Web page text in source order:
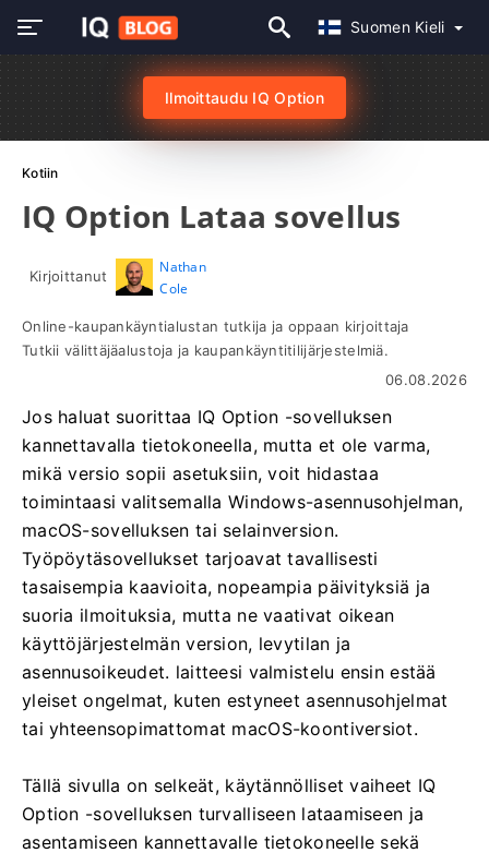
Suomen Kieli
Ilmoittaudu IQ Option
Kotiin
IQ Option Lataa sovellus
Kirjoittanut
Nathan
Cole
Online-kaupankäyntialustan tutkija ja oppaan kirjoittaja
Tutkii välittäjäalustoja ja kaupankäyntitilijärjestelmiä.
06.08.2026
Jos haluat suorittaa IQ Option -sovelluksen
kannettavalla tietokoneella, mutta et ole varma,
mikä versio sopii asetuksiin, voit hidastaa
toimintaasi valitsemalla Windows-asennusohjelman,
macOS-sovelluksen tai selainversion.
Työpöytäsovellukset tarjoavat tavallisesti
tasaisempia kaavioita, nopeampia päivityksiä ja
suoria ilmoituksia, mutta ne vaativat oikean
käyttöjärjestelmän version, levytilan ja
asennusoikeudet. laitteesi valmistelu ensin estää
yleiset ongelmat, kuten estyneet asennusohjelmat
tai yhteensopimattomat macOS-koontiversiot.
Tällä sivulla on selkeät, käytännölliset vaiheet IQ
Option -sovelluksen turvalliseen lataamiseen ja
asentamiseen kannettavalle tietokoneelle sekä